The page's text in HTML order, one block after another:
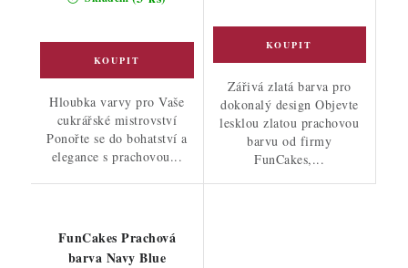
Hloubka varvy pro Vaše
cukrářské mistrovství
Ponořte se do bohatství a
elegance s prachovou...
Zářivá zlatá barva pro
dokonalý design Objevte
lesklou zlatou prachovou
barvu od firmy
FunCakes,...
FunCakes Prachová
barva Navy Blue